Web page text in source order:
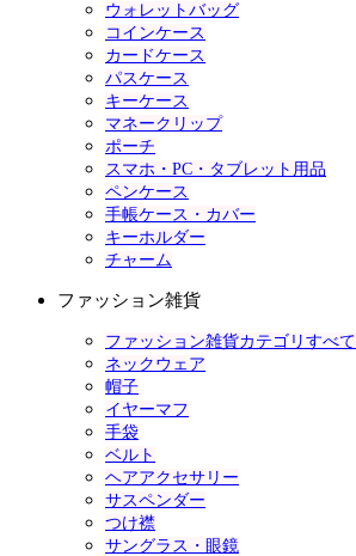
ウォレットバッグ
コインケース
カードケース
パスケース
キーケース
マネークリップ
ポーチ
スマホ・PC・タブレット用品
ペンケース
手帳ケース・カバー
キーホルダー
チャーム
ファッション雑貨
ファッション雑貨カテゴリすべて
ネックウェア
帽子
イヤーマフ
手袋
ベルト
ヘアアクセサリー
サスペンダー
つけ襟
サングラス・眼鏡